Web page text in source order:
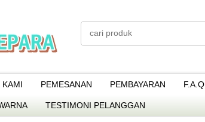
KAMI PEMESANAN PEMBAYARAN F.A.Q
TESTIMONI PELANGGAN